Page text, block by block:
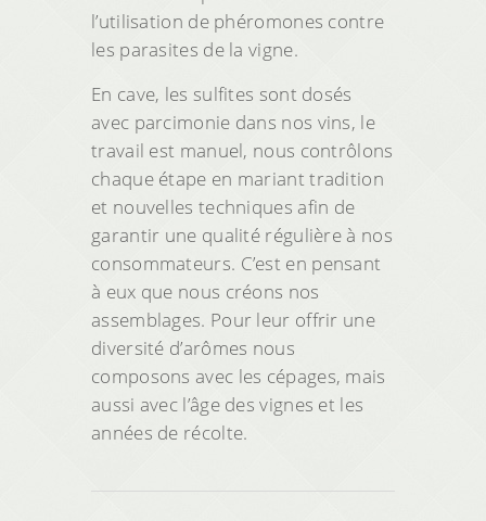
l’utilisation de phéromones contre
les parasites de la vigne.
En cave, les sulfites sont dosés
avec parcimonie dans nos vins, le
travail est manuel, nous contrôlons
chaque étape en mariant tradition
et nouvelles techniques afin de
garantir une qualité régulière à nos
consommateurs. C’est en pensant
à eux que nous créons nos
assemblages. Pour leur offrir une
diversité d’arômes nous
composons avec les cépages, mais
aussi avec l’âge des vignes et les
années de récolte.